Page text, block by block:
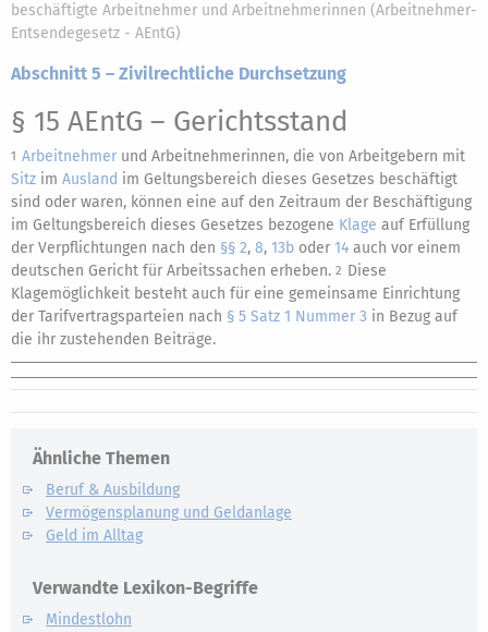
beschäftigte Arbeitnehmer und Arbeitnehmerinnen (Arbeitnehmer-
Entsendegesetz - AEntG)
Abschnitt 5 – Zivilrechtliche Durchsetzung
§ 15 AEntG – Gerichtsstand
1 Arbeitnehmer und Arbeitnehmerinnen, die von Arbeitgebern mit
Sitz im Ausland im Geltungsbereich dieses Gesetzes beschäftigt
sind oder waren, können eine auf den Zeitraum der Beschäftigung
im Geltungsbereich dieses Gesetzes bezogene Klage auf Erfüllung
der Verpflichtungen nach den §§ 2, 8, 13b oder 14 auch vor einem
deutschen Gericht für Arbeitssachen erheben. 2 Diese
Klagemöglichkeit besteht auch für eine gemeinsame Einrichtung
der Tarifvertragsparteien nach § 5 Satz 1 Nummer 3 in Bezug auf
die ihr zustehenden Beiträge.
Ähnliche Themen
Beruf & Ausbildung
Vermögensplanung und Geldanlage
Geld im Alltag
Verwandte Lexikon-Begriffe
Mindestlohn